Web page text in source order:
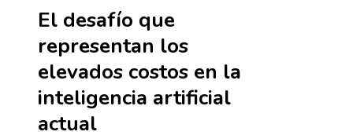
El desafío que
representan los
elevados costos en la
inteligencia artificial
actual